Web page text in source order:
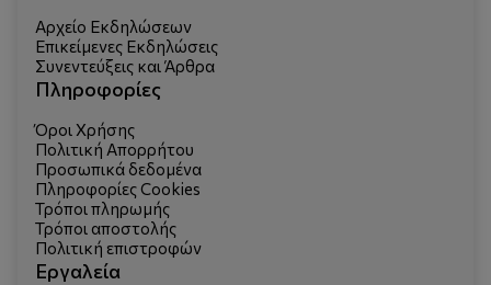
Αρχείο Εκδηλώσεων
Επικείμενες Εκδηλώσεις
Συνεντεύξεις και Άρθρα
Πληροφορίες
Όροι Χρήσης
Πολιτική Απορρήτου
Προσωπικά δεδομένα
Πληροφορίες Cookies
Τρόποι πληρωμής
Τρόποι αποστολής
Πολιτική επιστροφών
Εργαλεία